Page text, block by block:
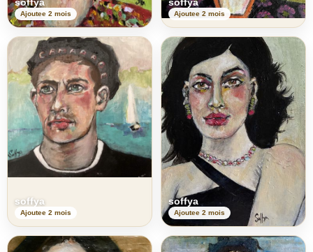
Ajoutee 2 mois Ajoutee 2 mois
soffya
Ajoutee 2 mois
soffya
Ajoutee 2 mois